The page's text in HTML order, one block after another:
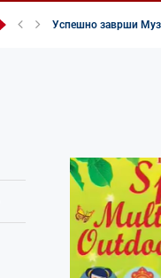
Успешно заврши